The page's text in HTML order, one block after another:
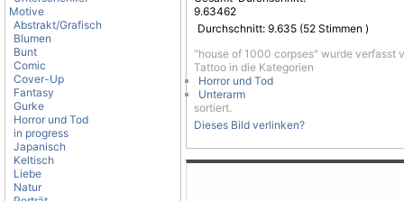
Motive
Abstrakt/Grafisch
Blumen
Bunt
Comic
Cover-Up
Fantasy
Gurke
Horror und Tod
in progress
Japanisch
Keltisch
Liebe
Natur
9.63462
Durchschnitt: 9.635 (52 Stimmen )
"house of 1000 corpses" wurde verfasst
Tattoo in die Kategorien
Horror und Tod
Unterarm
sortiert.
Dieses Bild verlinken?